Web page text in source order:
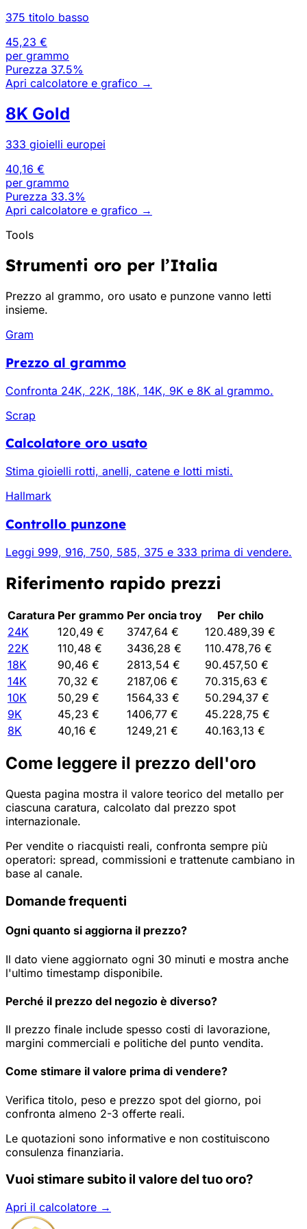
375 titolo basso
45,23 €
per grammo
Purezza 37.5%
Apri calcolatore e grafico →
8K Gold
333 gioielli europei
40,16 €
per grammo
Purezza 33.3%
Apri calcolatore e grafico →
Tools
Strumenti oro per l’Italia
Prezzo al grammo, oro usato e punzone vanno letti
insieme.
Gram
Prezzo al grammo
Confronta 24K, 22K, 18K, 14K, 9K e 8K al grammo.
Scrap
Calcolatore oro usato
Stima gioielli rotti, anelli, catene e lotti misti.
Hallmark
Controllo punzone
Leggi 999, 916, 750, 585, 375 e 333 prima di vendere.
Riferimento rapido prezzi
Caratura Per grammo Per oncia troy
Per chilo
24K
120,49 € 3747,64 €
120.489,39 €
22K
110,48 € 3436,28 €
110.478,76 €
18K
90,46 € 2813,54 €
90.457,50 €
14K
70,32 € 2187,06 €
70.315,63 €
10K
50,29 € 1564,33 €
50.294,37 €
9K
45,23 € 1406,77 €
45.228,75 €
8K
40,16 € 1249,21 € 40.163,13 €
Come leggere il prezzo dell'oro
Questa pagina mostra il valore teorico del metallo per
ciascuna caratura, calcolato dal prezzo spot
internazionale.
Per vendite o riacquisti reali, confronta sempre più
operatori: spread, commissioni e trattenute cambiano in
base al canale.
Domande frequenti
Ogni quanto si aggiorna il prezzo?
Il dato viene aggiornato ogni 30 minuti e mostra anche
l'ultimo timestamp disponibile.
Perché il prezzo del negozio è diverso?
Il prezzo finale include spesso costi di lavorazione,
margini commerciali e politiche del punto vendita.
Come stimare il valore prima di vendere?
Verifica titolo, peso e prezzo spot del giorno, poi
confronta almeno 2-3 offerte reali.
Le quotazioni sono informative e non costituiscono
consulenza finanziaria.
Vuoi stimare subito il valore del tuo oro?
Apri il calcolatore →